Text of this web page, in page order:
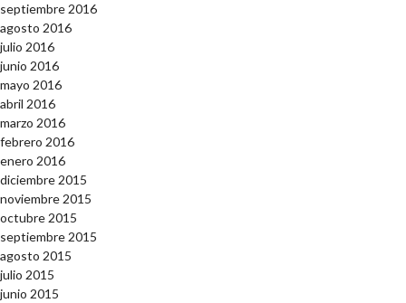
septiembre 2016
agosto 2016
julio 2016
junio 2016
mayo 2016
abril 2016
marzo 2016
febrero 2016
enero 2016
diciembre 2015
noviembre 2015
octubre 2015
septiembre 2015
agosto 2015
julio 2015
junio 2015